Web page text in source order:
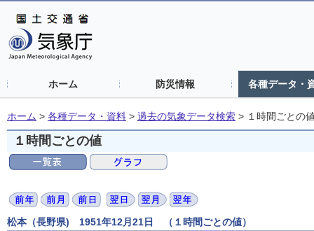
ホーム 防災情報 各種データ・
ホーム > 各種データ・資料 > 過去の気象データ検索 > １時間ごとの
１時間ごとの値
松本（長野県) 1951年12月21日 （１時間ごとの値）